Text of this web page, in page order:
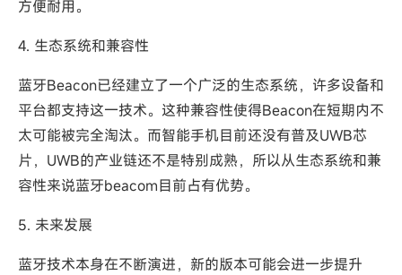
方便耐用。
4. 生态系统和兼容性
蓝牙Beacon已经建立了一个广泛的生态系统，许多设备和
平台都支持这一技术。这种兼容性使得Beacon在短期内不
太可能被完全淘汰。而智能手机目前还没有普及UWB芯
片，UWB的产业链还不是特别成熟，所以从生态系统和兼
容性来说蓝牙beacom目前占有优势。
5. 未来发展
蓝牙技术本身在不断演进，新的版本可能会进一步提升